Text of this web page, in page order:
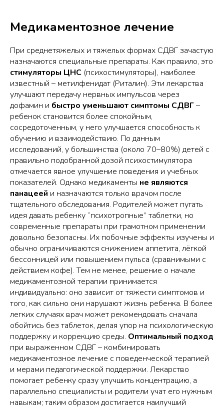
Медикаментозное лечение
При среднетяжелых и тяжелых формах СДВГ зачастую
назначаются специальные препараты. Как правило, это
стимуляторы ЦНС (психостимуляторы), наиболее
известный – метилфенидат (Риталин). Эти лекарства
улучшают передачу нервных импульсов через
дофамин и быстро уменьшают симптомы СДВГ–
ребенок становится более спокойным,
сосредоточенным, у него улучшается способность к
обучению и взаимодействию. По данным
исследований, у большинства (около 70–80%) детей с
правильно подобранной дозой психостимулятора
отмечается явное улучшение поведения и учебных
показателей. Однако медикаменты не являются
панацеей и назначаются только врачом после
тщательного обследования. Родителей может пугать
идея давать ребенку “психотропные” таблетки, но
современные препараты при грамотном применении
довольно безопасны. Их побочные эффекты изучены и
обычно ограничиваются снижением аппетита, лёгкой
бессонницей или повышением пульса (сравнимыми с
действием кофе). Тем не менее, решение о начале
медикаментозной терапии принимается
индивидуально: оно зависит от тяжести симптомов и
того, как сильно они нарушают жизнь ребенка. В более
легких случаях врач может рекомендовать сначала
обойтись без таблеток, делая упор на психологическую
поддержку и коррекцию среды. Оптимальный подход
при выраженном СДВГ – комбинировать
медикаментозное лечение с поведенческой терапией
и мерами педагогической поддержки. Лекарство
помогает ребенку сразу улучшить концентрацию, а
параллельно специалисты и родители учат его нужным
навыкам; таким образом достигается наилучший